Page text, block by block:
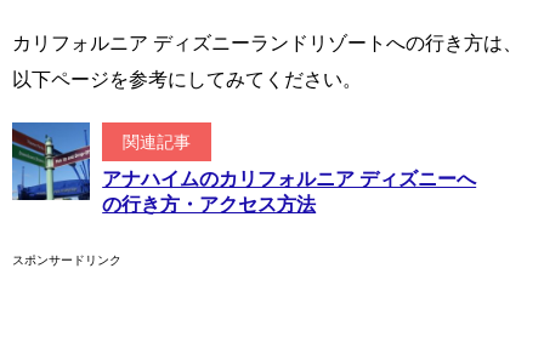
カリフォルニア ディズニーランドリゾートへの行き方は、
以下ページを参考にしてみてください。
関連記事
アナハイムのカリフォルニア ディズニーへ
の行き方・アクセス方法
スポンサードリンク